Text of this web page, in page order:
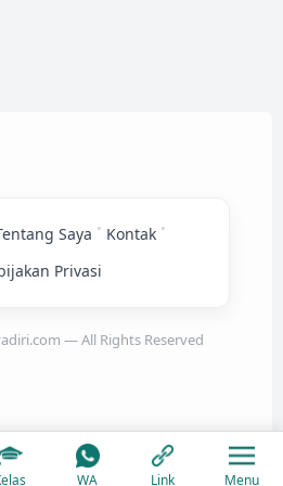
Saya • Kontak •
Privasi
— All Rights Reserved
WA Link Menu